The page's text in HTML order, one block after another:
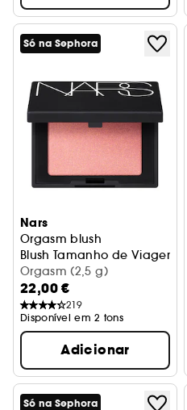
Só na Sephora
Nars
Orgasm blush
Blush Tamanho de Viagem
Orgasm (2,5 g)
22,00 €
219
Disponível em 2 tons
Adicionar
Só na Sephora